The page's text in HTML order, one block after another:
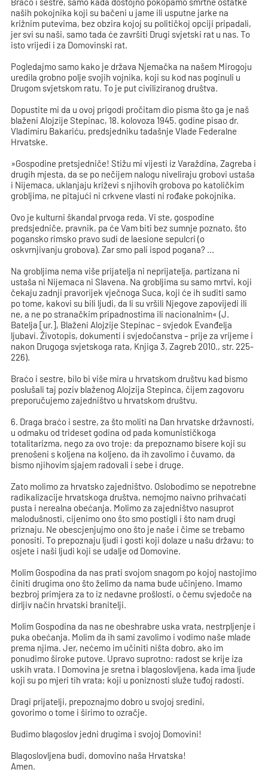
naših pokojnika koji su bačeni u jame ili usputne jarke na
križnim putevima, bez obzira kojoj su političkoj opciji pripadali,
jer svi su naši, samo tada će završiti Drugi svjetski rat u nas. To
isto vrijedi i za Domovinski rat.
Pogledajmo samo kako je država Njemačka na našem Mirogoju
uredila grobno polje svojih vojnika, koji su kod nas poginuli u
Drugom svjetskom ratu. To je put civiliziranog društva.
Dopustite mi da u ovoj prigodi pročitam dio pisma što ga je naš
blaženi Alojzije Stepinac, 18. kolovoza 1945. godine pisao dr.
Vladimiru Bakariću, predsjedniku tadašnje Vlade Federalne
Hrvatske.
»Gospodine pretsjedniče! Stižu mi vijesti iz Varaždina, Zagreba i
drugih mjesta, da se po nečijem nalogu niveliraju grobovi ustaša
i Nijemaca, uklanjaju križevi s njihovih grobova po katoličkim
grobljima, ne pitajući ni crkvene vlasti ni rođake pokojnika.
Ovo je kulturni škandal prvoga reda. Vi ste, gospodine
predsjedniče, pravnik, pa će Vam biti bez sumnje poznato, što
pogansko rimsko pravo sudi de laesione sepulcri (o
oskvrnjivanju grobova). Zar smo pali ispod pogana? ...
Na grobljima nema više prijatelja ni neprijatelja, partizana ni
ustaša ni Nijemaca ni Slavena. Na grobljima su samo mrtvi, koji
čekaju zadnji pravorijek vječnoga Suca, koji će ih suditi samo
po tome, kakovi su bili ljudi, da li su vršili Njegove zapovijedi ili
ne, a ne po stranačkim pripadnostima ili nacionalnim« (J.
Batelja [ur.], Blaženi Alojzije Stepinac – svjedok Evanđelja
ljubavi. Životopis, dokumenti i svjedočanstva – prije za vrijeme i
nakon Drugoga svjetskoga rata, Knjiga 3, Zagreb 2010., str. 225-
226).
Braćo i sestre, bilo bi više mira u hrvatskom društvu kad bismo
poslušali taj poziv blaženog Alojzija Stepinca, čijem zagovoru
preporučujemo zajedništvo u hrvatskom društvu.
6. Draga braćo i sestre, za što moliti na Dan hrvatske državnosti,
u odmaku od trideset godina od pada komunističkoga
totalitarizma, nego za ovo troje: da prepoznamo bisere koji su
prenošeni s koljena na koljeno, da ih zavolimo i čuvamo, da
bismo njihovim sjajem radovali i sebe i druge.
Zato molimo za hrvatsko zajedništvo. Oslobodimo se nepotrebne
radikalizacije hrvatskoga društva, nemojmo naivno prihvaćati
pusta i nerealna obećanja. Molimo za zajedništvo nasuprot
malodušnosti, cijenimo ono što smo postigli i što nam drugi
priznaju. Ne obescjenjujmo ono što je naše i čime se trebamo
ponositi. To prepoznaju ljudi i gosti koji dolaze u našu državu; to
osjete i naši ljudi koji se udalje od Domovine.
Molim Gospodina da nas prati svojom snagom po kojoj nastojimo
činiti drugima ono što želimo da nama bude učinjeno. Imamo
bezbroj primjera za to iz nedavne prošlosti, o čemu svjedoče na
dirljiv način hrvatski branitelji.
Molim Gospodina da nas ne obeshrabre uska vrata, nestrpljenje i
puka obećanja. Molim da ih sami zavolimo i vodimo naše mlade
prema njima. Jer, nećemo im učiniti ništa dobro, ako im
ponudimo široke putove. Upravo suprotno: radost se krije iza
uskih vrata. I Domovina je sretna i blagoslovljena, kada ima ljude
koji su po mjeri tih vrata; koji u poniznosti služe tuđoj radosti.
Dragi prijatelji, prepoznajmo dobro u svojoj sredini,
govorimo o tome i širimo to ozračje.
Budimo blagoslov jedni drugima i svojoj Domovini!
Blagoslovljena budi, domovino naša Hrvatska!
Amen.